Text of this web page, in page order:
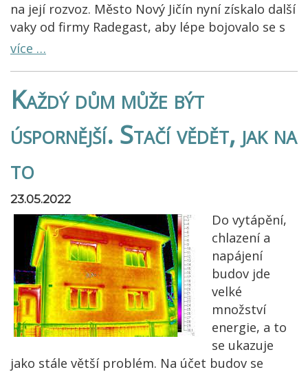
na její rozvoz. Město Nový Jičín nyní získalo další
vaky od firmy Radegast, aby lépe bojovalo se s
více …
Každý dům může být
úspornější. Stačí vědět, jak na
to
23.05.2022
Do vytápění,
chlazení a
napájení
budov jde
velké
množství
energie, a to
se ukazuje
jako stále větší problém. Na účet budov se